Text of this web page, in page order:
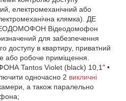
електромеханічний або
клямка). ДЕ
Відеодомофон
для забезпечення
доступу в квартиру, приватний
або робоче приміщення.
Tantos Violet (black) 10,1" •
одночасно 2 викличні
а також паралельно